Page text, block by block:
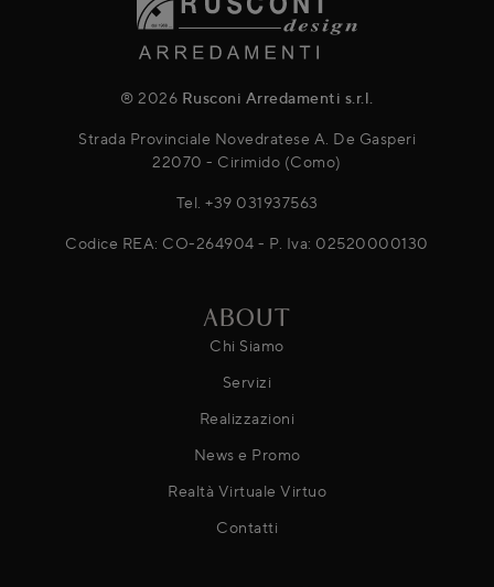
® 2026 Rusconi Arredamenti s.r.l.
Strada Provinciale Novedratese A. De Gasperi
22070 - Cirimido (Como)
Tel. +39 031937563
Codice REA: CO-264904 - P. Iva: 02520000130
ABOUT
Chi Siamo
Servizi
Realizzazioni
News e Promo
Realtà Virtuale Virtuo
Contatti